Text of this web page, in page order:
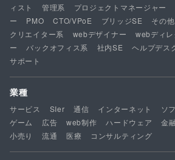
ィスト
管理系 プロジェクトマネージャー
ー
PMO CTO/VPoE ブリッジSE その他
クリエイター系
webデザイナー webディ
ー
バックオフィス系 社内SE ヘルプデス
サポート
業種
サービス SIer 通信 インターネット ソ
ゲーム
広告 web制作 ハードウェア 金
小売り
流通 医療 コンサルティング